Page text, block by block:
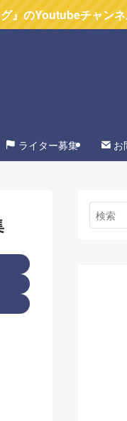
チャンネルができま
ライター募集 お